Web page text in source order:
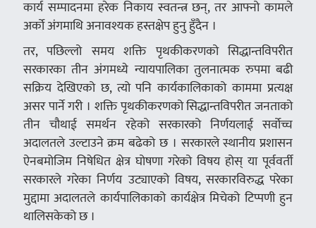
कार्य सम्पादनमा हरेक निकाय स्वतन्त्र छन्, तर आफ्नो कामले
अर्को अंगमाथि अनावश्यक हस्तक्षेप हुनु हुँदैन ।
तर, पछिल्लो समय शक्ति पृथकीकरणको सिद्धान्तविपरीत
सरकारका तीन अंगमध्ये न्यायपालिका तुलनात्मक रुपमा बढी
सक्रिय देखिएको छ, त्यो पनि कार्यकालिकाको काममा प्रत्यक्ष
असर पार्ने गरी । शक्ति पृथकीकरणको सिद्धान्तविपरीत जनताको
तीन चौथाई समर्थन रहेको सरकारको निर्णयलाई सर्वोच्च
अदालतले उल्टाउने क्रम बढेको छ । सरकारले स्थानीय प्रशासन
ऐनबमोजिम निषेधित क्षेत्र घोषणा गरेको विषय होस् या पूर्ववर्ती
सरकारले गरेका निर्णय उट्याएको विषय, सरकारविरुद्ध परेका
मुद्दामा अदालतले कार्यपालिकाको कार्यक्षेत्र मिचेको टिप्पणी हुन
थालिसकेको छ ।